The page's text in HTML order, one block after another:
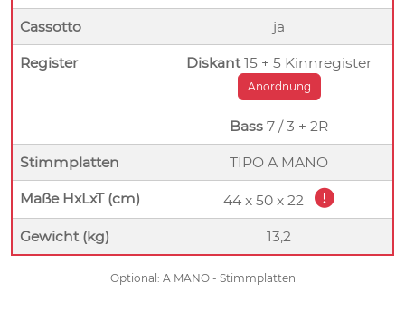
Cassotto ja
Register Diskant15 + 5 Kinnregister
Anordnung
Bass 7 / 3 + 2R
Stimmplatten TIPO A MANO
Maße HxLxT (cm) 44 x 50 x 22
Gewicht (kg) 13,2
Optional: A MANO - Stimmplatten